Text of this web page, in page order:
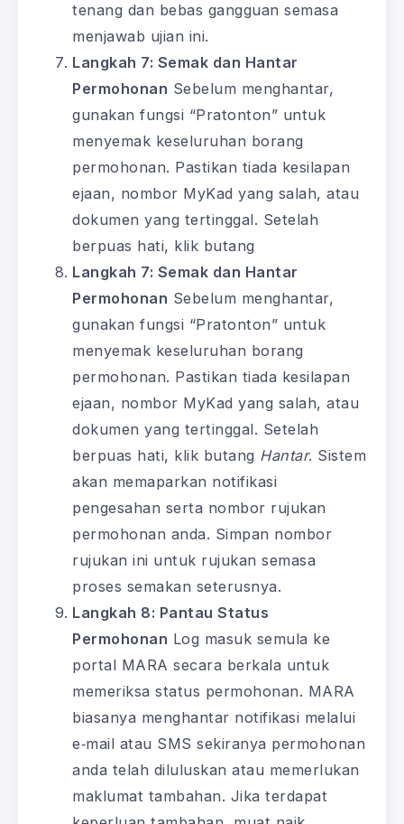
tenang dan bebas gangguan semasa
menjawab ujian ini.
Langkah 7: Semak dan Hantar
Permohonan Sebelum menghantar,
gunakan fungsi “Pratonton” untuk
menyemak keseluruhan borang
permohonan. Pastikan tiada kesilapan
ejaan, nombor MyKad yang salah, atau
dokumen yang tertinggal. Setelah
berpuas hati, klik butang
Langkah 7: Semak dan Hantar
Permohonan Sebelum menghantar,
gunakan fungsi “Pratonton” untuk
menyemak keseluruhan borang
permohonan. Pastikan tiada kesilapan
ejaan, nombor MyKad yang salah, atau
dokumen yang tertinggal. Setelah
berpuas hati, klik butang Hantar. Sistem
akan memaparkan notifikasi
pengesahan serta nombor rujukan
permohonan anda. Simpan nombor
rujukan ini untuk rujukan semasa
proses semakan seterusnya.
Langkah 8: Pantau Status
Permohonan Log masuk semula ke
portal MARA secara berkala untuk
memeriksa status permohonan. MARA
biasanya menghantar notifikasi melalui
e‑mail atau SMS sekiranya permohonan
anda telah diluluskan atau memerlukan
maklumat tambahan. Jika terdapat